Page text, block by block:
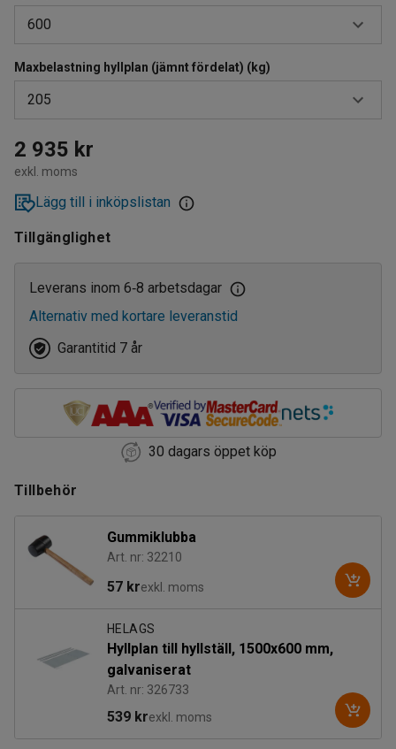
600
320
400
500
600
800
Maxbelastning hyllplan (jämnt fördelat) (kg)
205
180
205
2 935 kr
exkl. moms
Lägg till i inköpslistan
Tillgänglighet
Leverans inom 6‑8 arbetsdagar
Alternativ med kortare leveranstid
Garantitid 7 år
30 dagars öppet köp
Tillbehör
Gummiklubba
Art. nr: 32210
57 krexkl. moms
HELAGS
Hyllplan till hyllställ, 1500x600 mm,
galvaniserat
Art. nr: 326733
539 krexkl. moms